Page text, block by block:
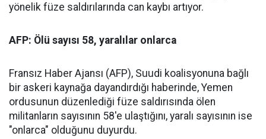
yönelik füze saldırılarında can kaybı artıyor.
AFP: Ölü sayısı 58, yaralılar onlarca
Fransız Haber Ajansı (AFP), Suudi koalisyonuna bağlı
bir askeri kaynağa dayandırdığı haberinde, Yemen
ordusunun düzenlediği füze saldırısında ölen
militanların sayısının 58'e ulaştığını, yaralı sayısının ise
"onlarca" olduğunu duyurdu.